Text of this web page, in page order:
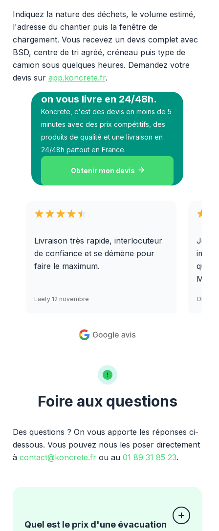
Indiquez la nature des déchets, le volume estimé,
l'adresse du chantier puis la fenêtre de
chargement. Vous recevez un devis complet avec
BSD, centre de tri agréé, créneau puis type de
camion sous quelques heures. Demandez votre
devis sur app.koncrete.fr.
on vous livre en 24/48h.
Koncrete, c'est des devis en moins de 5
minutes avec des prix compétitifs, des
produits de qualité et une livraison en
24/48h partout en France.
Obtenir mon devis 
Livraison très rapide, interlocuteur
de confiance et se démène pour
faire le maximum.
Laëty 12 novembre
Je
Olivier,
Foire aux questions
Des questions ? On vous apporte les réponses ci-
dessous. Vous pouvez nous les poser directement
à contact@koncrete.frou au 01 89 31 85 23.
Quel est le prix d'une évacuation